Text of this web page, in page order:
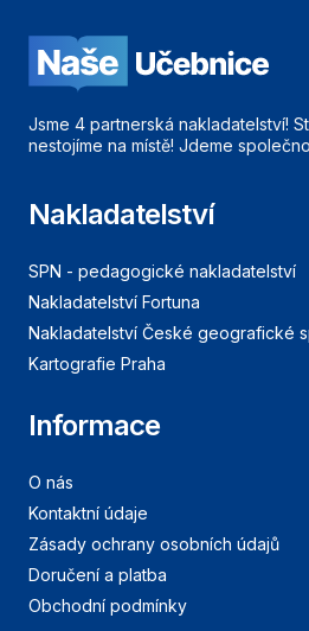
Jsme 4 partnerská nakladatelství!
nestojíme na místě! Jdeme
Nakladatelství
SPN - pedagogické nakladatelství
Nakladatelství Fortuna
Nakladatelství České geografické
Kartografie Praha
Informace
O nás
Kontaktní údaje
Zásady ochrany osobních údajů
Doručení a platba
Obchodní podmínky